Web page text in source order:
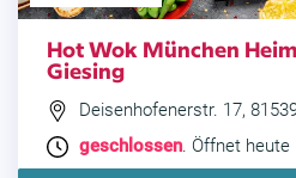
Hot Wok München
Giesing
Deisenhofenerstr. 17,
geschlossen. Öffnet heute